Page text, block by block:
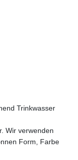
Trinkwasser
Wir verwenden
Form, Farbe